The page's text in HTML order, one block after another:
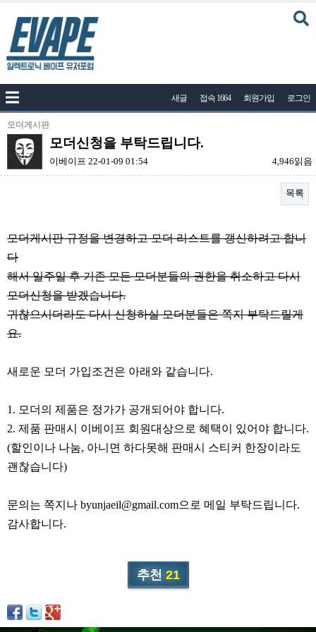
공지사항
나눔이벤트
자유게시판
질문답변
액상
연구실
리뷰게시판
팁앤가이드
업체
업체게시판
트레이드
판매
거래후기
즐겨찾기
새글 접속 1664 회원가입 로그인
모더게시판
모더신청을 부탁드립니다.
이베이프 22-01-09 01:54 4,946읽음
목록
모더게시판 규정을 변경하고 모더 리스트를 갱신하려고 합니
다
해서 일주일 후 기존 모든 모더분들의 권한을 취소하고 다시
모더신청을 받겠습니다.
귀찮으시더라도 다시 신청하실 모더분들은 쪽지 부탁드릴게
요.
새로운 모더 가입조건은 아래와 같습니다.
1. 모더의 제품은 정가가 공개되어야 합니다.
2. 제품 판매시 이베이프 회원대상으로 혜택이 있어야 합니다.
(할인이나 나눔, 아니면 하다못해 판매시 스티커 한장이라도
괜찮습니다)
문의는 쪽지나 byunjaeil@gmail.com으로 메일 부탁드립니다.
감사합니다.
추천 21